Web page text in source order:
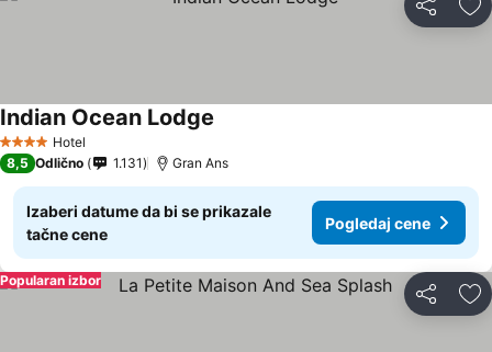
Deli
4 ZvezdiceHotel
Indian Ocean Lodge
8,5 Odlično 1.131 Gran Ans
Izaberi datume da bi se prikazale
tačne cene
Pogledaj cene
Deli
Popularan izbor